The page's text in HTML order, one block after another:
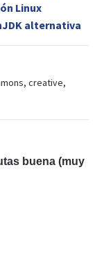
Linux
alternativa
,creative,
buena (muy